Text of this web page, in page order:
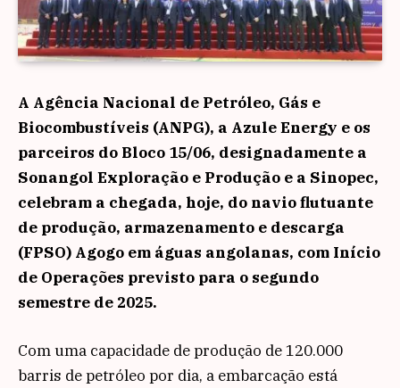
A Agência Nacional de Petróleo, Gás e
Biocombustíveis (ANPG), a Azule Energy e os
parceiros do Bloco 15/06, designadamente a
Sonangol Exploração e Produção e a Sinopec,
celebram a chegada, hoje, do navio flutuante
de produção, armazenamento e descarga
(FPSO) Agogo em águas angolanas, com Início
de Operações previsto para o segundo
semestre de 2025.
Com uma capacidade de produção de 120.000
barris de petróleo por dia, a embarcação está